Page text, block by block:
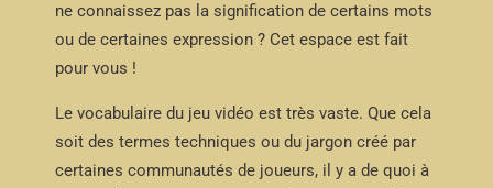
ne connaissez pas la signification de certains mots
ou de certaines expression ? Cet espace est fait
pour vous !
Le vocabulaire du jeu vidéo est très vaste. Que cela
soit des termes techniques ou du jargon créé par
certaines communautés de joueurs, il y a de quoi à